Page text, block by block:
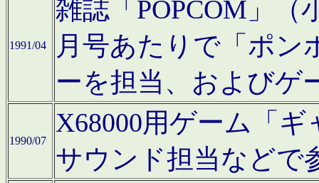
1991/04
雑誌「POPCOM」（
月号あたりで「ポン
ーを担当、およびゲ
1990/07
X68000用ゲーム「
サウンド担当などで